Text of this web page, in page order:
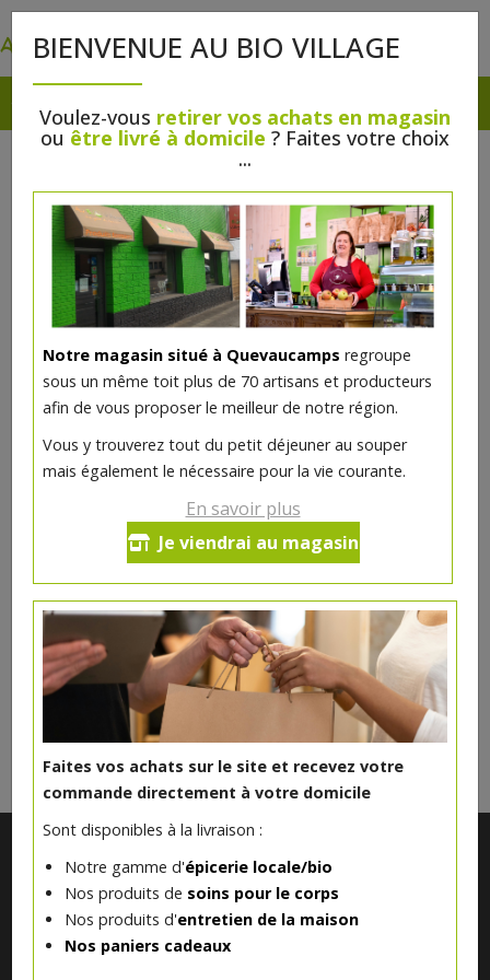
BIENVENUE AU BIO VILLAGE
Voulez-vous retirer vos achats en magasin
ou être livré à domicile ? Faites votre choix
...
Notre magasin situé à Quevaucamps regroupe
sous un même toit plus de 70 artisans et producteurs
afin de vous proposer le meilleur de notre région.
Vous y trouverez tout du petit déjeuner au souper
mais également le nécessaire pour la vie courante.
En savoir plus
Je viendrai au magasin
Faites vos achats sur le site et recevez votre
commande directement à votre domicile
Sont disponibles à la livraison :
Notre gamme d'épicerie locale/bio
Nos produits de soins pour le corps
Nos produits d'entretien de la maison
Nos paniers cadeaux
Couque briochée aux raisins
190g
DANS LA MÊME CATÉGORIE ...